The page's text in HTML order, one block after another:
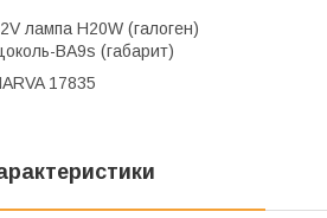
лампа H20W (галоген)
BA9s (габарит)
17835